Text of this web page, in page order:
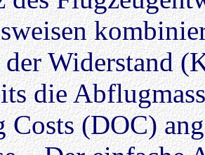
der Widerstand
die
Costs (DOC)